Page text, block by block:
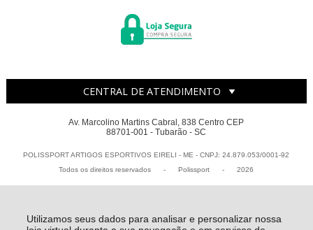
Utilizamos seus dados para analisar e personalizar nossa
CENTRAL DE ATENDIMENTO
Av. Marcolino Martins Cabral, 838 Centro CEP
88701-001 - Tubarão - SC
POLISSPORT ARTIGOS ESPORTIVOS EIRELI - ME - CNPJ: 24.879.053/0001-92
Todos os direitos reservados
- Polissport - 2026